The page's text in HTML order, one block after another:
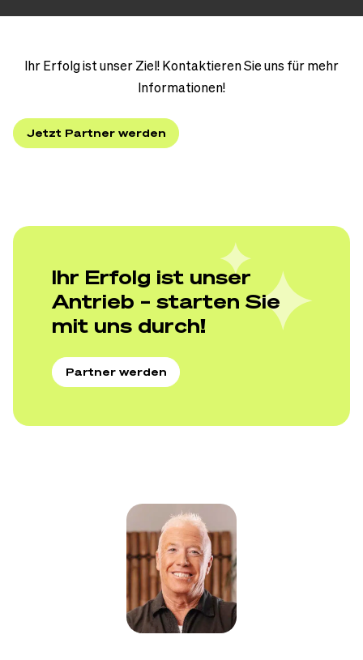
Ihr Erfolg ist unser Ziel! Kontaktieren Sie uns für mehr
Informationen!
Jetzt Partner werden
Ihr Erfolg ist unser
Antrieb – starten Sie
mit uns durch!
Partner werden